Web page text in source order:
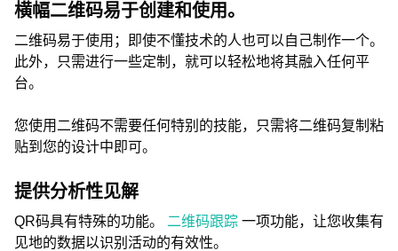
横幅二维码易于创建和使用。
二维码易于使用；即使不懂技术的人也可以自己制作一个。
此外，只需进行一些定制，就可以轻松地将其融入任何平
台。
您使用二维码不需要任何特别的技能，只需将二维码复制粘
贴到您的设计中即可。
提供分析性见解
QR码具有特殊的功能。 二维码跟踪 一项功能，让您收集有
见地的数据以识别活动的有效性。